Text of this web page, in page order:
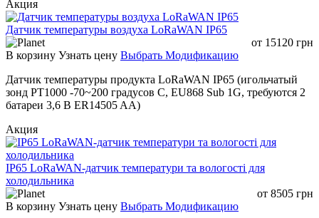
Акция
Датчик температуры воздуха LoRaWAN IP65
от 15120 грн
В корзину Узнать цену Выбрать Модификацию
Датчик температуры продукта LoRaWAN IP65 (игольчатый
зонд PT1000 -70~200 градусов C, EU868 Sub 1G, требуются 2
батареи 3,6 В ER14505 AA)
Акция
IP65 LoRaWAN-датчик температури та вологості для
холодильника
от 8505 грн
В корзину Узнать цену Выбрать Модификацию